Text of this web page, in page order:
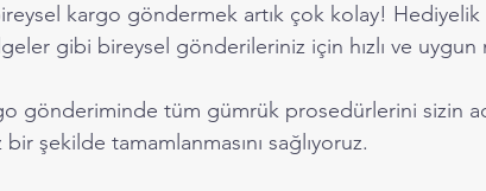
kargo göndermek artık çok kolay! Hediyelik
gibi bireysel gönderileriniz için hızlı ve uygun
gönderiminde tüm gümrük prosedürlerini sizin
şekilde tamamlanmasını sağlıyoruz.